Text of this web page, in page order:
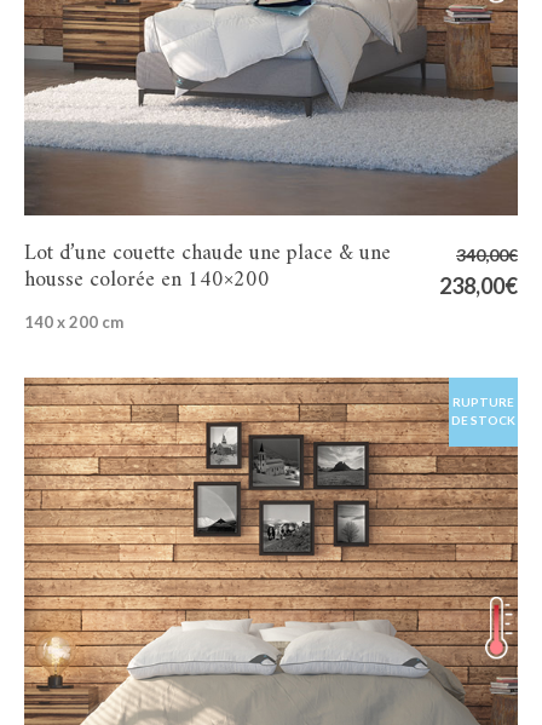
Lot d’une couette chaude une place & une
housse colorée en 140×200
340,00€
Le
était :
340,00€.
238,00€Le
140 x 200 cm
RUPTURE
DE STOCK